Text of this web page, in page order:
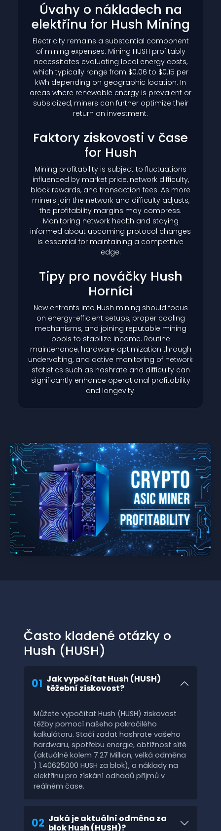
Úvahy o nákladech na
elektřinu for Hush Mining
Electricity remains a substantial component
of mining expenses. Mining HUSH profitably
necessitates evaluating local energy costs,
which typically range from $0.06 to $0.15 per
kWh depending on geographic location. In
areas where renewable energy is prevalent or
subsidized, miners can further optimize their
return on investment.
Faktory ziskovosti v čase
for Hush
Mining profitability is subject to fluctuations
influenced by market price, network difficulty,
block rewards, and transaction fees. As more
miners join the network and difficulty adjusts,
the profitability margins may compress.
Monitoring network health and staying
informed about upcoming protocol changes
is essential for maintaining a competitive
edge.
Tipy pro nováčky Hush
Horníci
New entrants into Hush mining should focus
on energy-efficient setups, proper cooling
mechanisms, and joining reputable mining
pools to stabilize income. Routine
maintenance, hardware optimization through
undervolting, and active monitoring of network
statistics such as hashrate and difficulty can
significantly enhance operational profitability
and longevity.
Často kladené otázky o
Hush (HUSH)
01 Jak vypočítat Hush (HUSH)
těžební ziskovost?
Můžete vypočítat Hush (HUSH) ziskovost
těžby pomocí našeho pokročilého
kalkulátoru. Stačí zadat hashrate vašeho
hardwaru, spotřebu energie, obtížnost sítě
(aktuálně kolem 7.27 Million, velká odměna
) 1.40625000 HUSH za blok), a náklady na
elektřinu pro získání odhadů příjmů v
reálném čase.
02 Jaká je aktuální odměna za
blok Hush (HUSH)?